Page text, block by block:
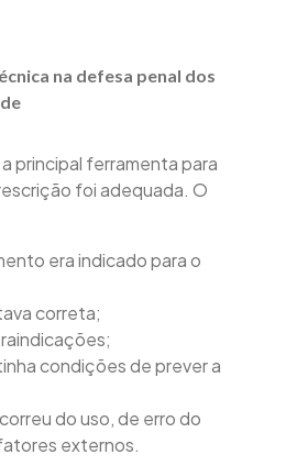
na defesa penal dos
principal ferramenta para
foi adequada. O
era indicado para o
correta;
condições de prever a
do uso, de erro do
externos.